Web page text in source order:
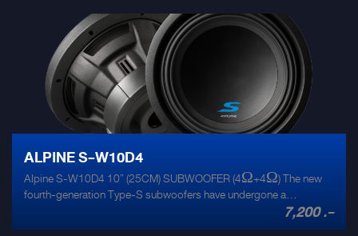
100 Watts RMS power Design H.A.M.R surround Shallow
Mounting Design Material Silk dome tweeter Neodymium Magnet
for woofer and tweeter Multi-Layer Hybrid Fiber Cone Dimension
Woofer mounting diameter : 176 mm Woofer mounting depth : 59
ALPINE S-W10D4
Alpine S-W10D4 10” (25CM) SUBWOOFER (4Ω+4Ω) The new
fourth-generation Type-S subwoofers have undergone a
revolutionary redesign, leaning heavily on patented technologies
developed for the Type-R series. The result is a subwoofer that is
7,200 .-